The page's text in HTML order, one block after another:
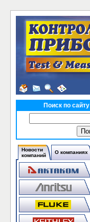
Поиск по сайту
Новости
компаний
О компаниях